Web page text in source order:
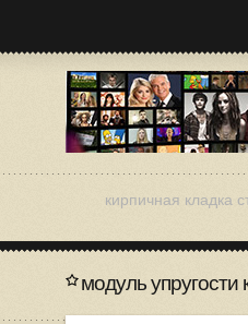
кирпичная кладка
модуль упругости